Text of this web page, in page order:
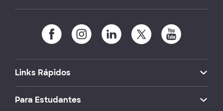
Links Rápidos
Para Estudantes